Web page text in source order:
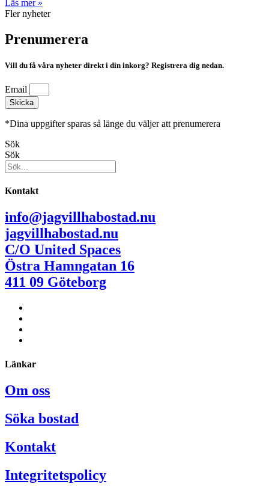
Läs mer »
Fler nyheter
Prenumerera
Vill du få våra nyheter direkt i din inkorg? Registrera dig nedan.
Email
Skicka
*Dina uppgifter sparas så länge du väljer att prenumerera
Sök
Sök
Kontakt
info@jagvillhabostad.nu
jagvillhabostad.nu
C/O United Spaces
Östra Hamngatan 16
411 09 Göteborg
Länkar
Om oss
Söka bostad
Kontakt
Integritetspolicy